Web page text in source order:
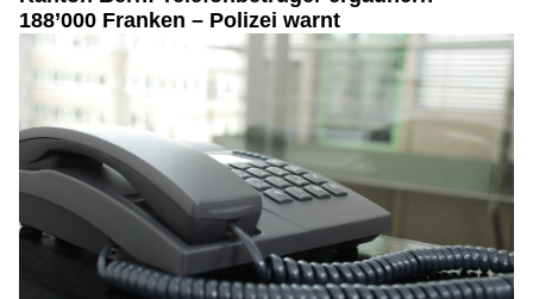
188’000 Franken – Polizei warnt